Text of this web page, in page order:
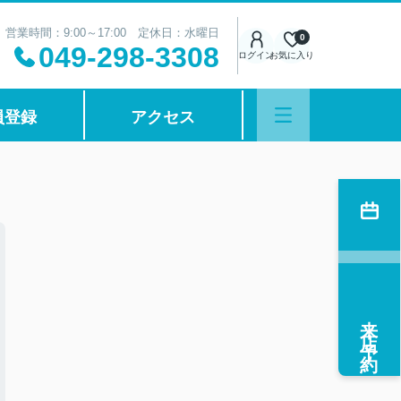
営業時間：9:00～17:00 定休日：水曜日
049-298-3308 ログインお気に入り
0
登録 アクセス
来店予約